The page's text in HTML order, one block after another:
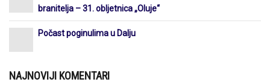
branitelja – 31. obljetnica „Oluje“
Počast poginulima u Dalju
NAJNOVIJI KOMENTARI